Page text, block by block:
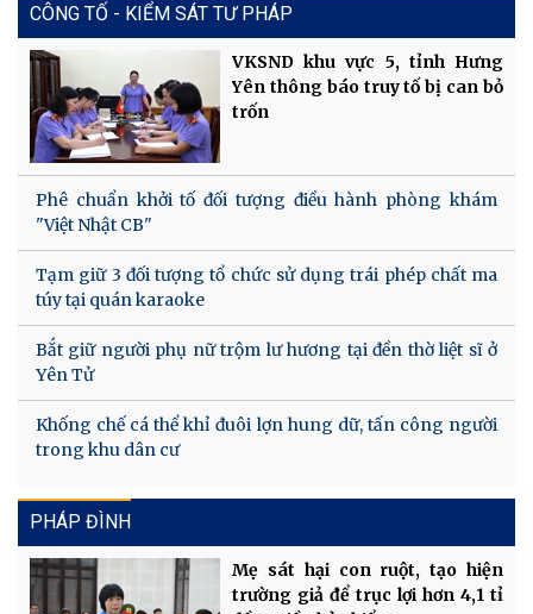
CÔNG TỐ - KIỂM SÁT TƯ PHÁP
VKSND khu vực 5, tỉnh Hưng
Yên thông báo truy tố bị can bỏ
trốn
Phê chuẩn khởi tố đối tượng điều hành phòng khám
"Việt Nhật CB"
Tạm giữ 3 đối tượng tổ chức sử dụng trái phép chất ma
túy tại quán karaoke
Bắt giữ người phụ nữ trộm lư hương tại đền thờ liệt sĩ ở
Yên Tử
Khống chế cá thể khỉ đuôi lợn hung dữ, tấn công người
trong khu dân cư
PHÁP ĐÌNH
Mẹ sát hại con ruột, tạo hiện
trường giả để trục lợi hơn 4,1 tỉ